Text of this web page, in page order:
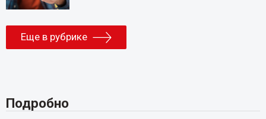
Еще в рубрике
Подробно